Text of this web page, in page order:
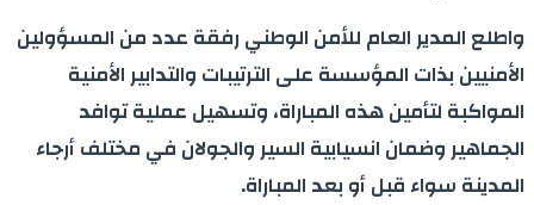
واطلع المدير العام للأمن الوطني رفقة عدد من المسؤولين
الأمنيين بذات المؤسسة على الترتيبات والتدابير الأمنية
المواكبة لتأمين هذه المباراة، وتسهيل عملية توافد
الجماهير وضمان انسيابية السير والجولان في مختلف أرجاء
المدينة سواء قبل أو بعد المباراة.